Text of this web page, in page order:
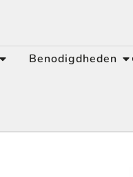
Benodigdheden